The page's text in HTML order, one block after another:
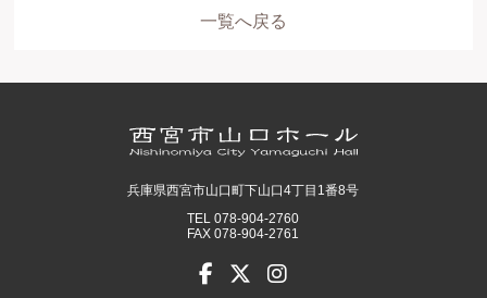
一覧へ戻る
兵庫県西宮市山口町下山口4丁目1番8号
TEL 078-904-2760
FAX 078-904-2761